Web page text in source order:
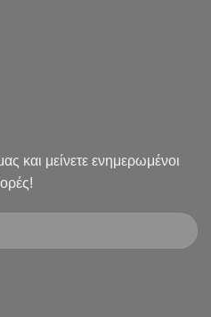
και μείνετε ενημερωμένοι